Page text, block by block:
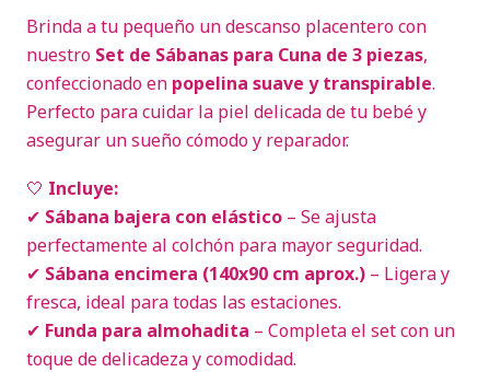
Brinda a tu pequeño un descanso placentero con
nuestro Set de Sábanas para Cuna de 3 piezas,
confeccionado en popelina suave y transpirable.
Perfecto para cuidar la piel delicada de tu bebé y
asegurar un sueño cómodo y reparador.
🤍 Incluye:
✔ Sábana bajera con elástico – Se ajusta
perfectamente al colchón para mayor seguridad.
✔ Sábana encimera (140x90 cm aprox.) – Ligera y
fresca, ideal para todas las estaciones.
✔ Funda para almohadita – Completa el set con un
toque de delicadeza y comodidad.